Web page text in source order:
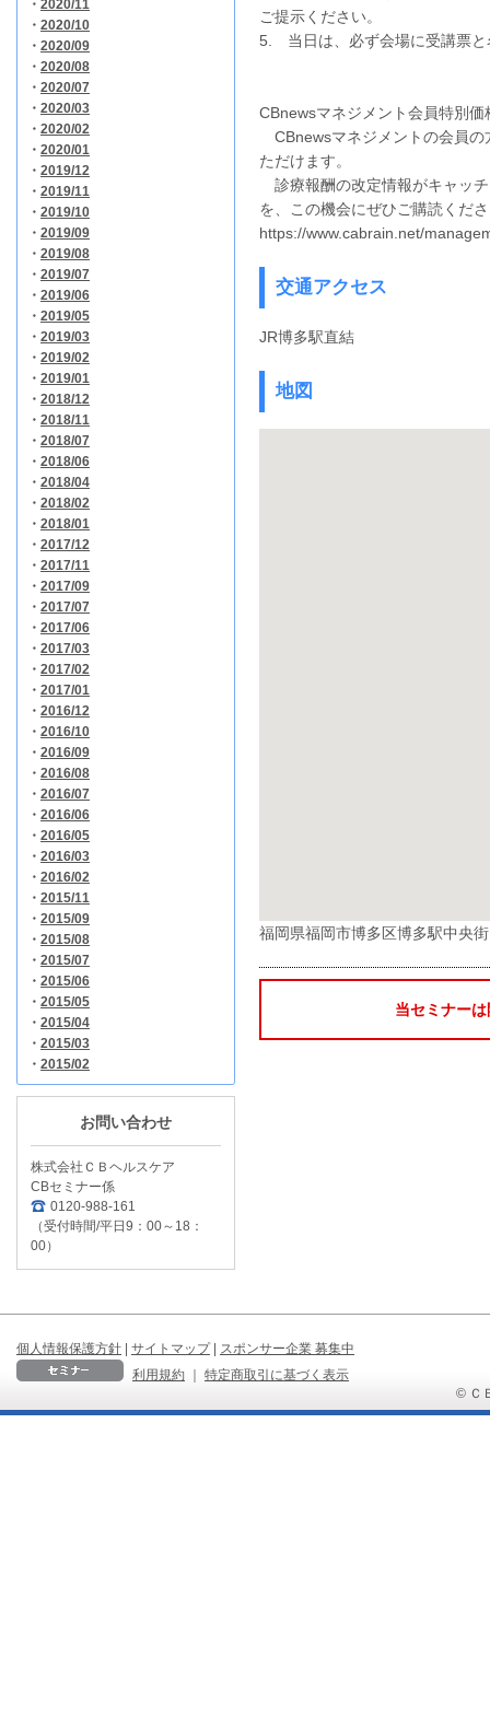
・ 2020/11
・ 2020/10
・ 2020/09
・ 2020/08
・ 2020/07
・ 2020/03
・ 2020/02
・ 2020/01
・ 2019/12
・ 2019/11
・ 2019/10
・ 2019/09
・ 2019/08
・ 2019/07
・ 2019/06
・ 2019/05
・ 2019/03
・ 2019/02
・ 2019/01
・ 2018/12
・ 2018/11
・ 2018/07
・ 2018/06
・ 2018/04
・ 2018/02
・ 2018/01
・ 2017/12
・ 2017/11
・ 2017/09
・ 2017/07
・ 2017/06
・ 2017/03
・ 2017/02
・ 2017/01
・ 2016/12
・ 2016/10
・ 2016/09
・ 2016/08
・ 2016/07
・ 2016/06
・ 2016/05
・ 2016/03
・ 2016/02
・ 2015/11
・ 2015/09
・ 2015/08
・ 2015/07
・ 2015/06
・ 2015/05
・ 2015/04
・ 2015/03
・ 2015/02
お問い合わせ
株式会社ＣＢヘルスケア
CBセミナー係
0120-988-161
（受付時間/平日9：00～18：
00）
ご提示ください。
5. 当日は、必ず会場に受講票と
CBnewsマネジメント会員特別価
CBnewsマネジメントの会員の
ただけます。
診療報酬の改定情報がキャッ
を、この機会にぜひご購読くだ
https://www.cabrain.net/
交通アクセス
JR博多駅直結
地図
福岡県福岡市博多区博多駅中央
当セミナー
個人情報保護方針 | サイトマップ | スポンサー企業 募集中
利用規約
｜
特定商取引に基づく表示
© Ｃ